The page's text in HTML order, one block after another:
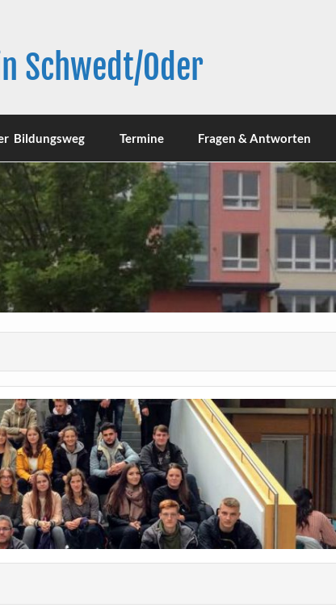
Schwedt/Oder
Bildungsweg Termine Fragen & Antworten